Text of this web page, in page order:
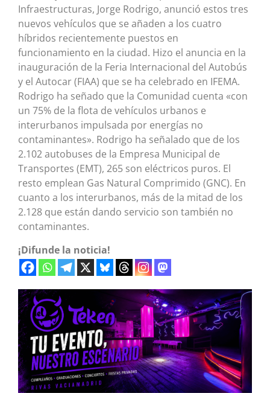
Infraestructuras, Jorge Rodrigo, anunció estos tres
nuevos vehículos que se añaden a los cuatro
híbridos recientemente puestos en
funcionamiento en la ciudad. Hizo el anuncia en la
inauguración de la Feria Internacional del Autobús
y el Autocar (FIAA) que se ha celebrado en IFEMA.
Rodrigo ha señado que la Comunidad cuenta «con
un 75% de la flota de vehículos urbanos e
interurbanos impulsada por energías no
contaminantes». Rodrigo ha señalado que de los
2.102 autobuses de la Empresa Municipal de
Transportes (EMT), 265 son eléctricos puros. El
resto emplean Gas Natural Comprimido (GNC). En
cuanto a los interurbanos, más de la mitad de los
2.128 que están dando servicio son también no
contaminantes.
¡Difunde la noticia!